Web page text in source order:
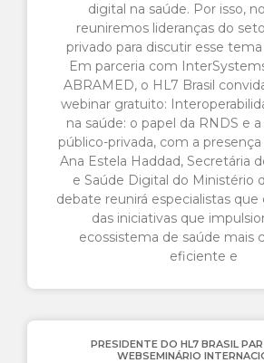
digital na saúde. Por isso,
reuniremos lideranças do
privado para discutir esse
Em parceria com
ABRAMED, o HL7 Brasil
webinar gratuito:
na saúde: o papel da RNDS e
público-privada, com a presença
Ana Estela Haddad, Secretária
e Saúde Digital do Ministério
debate reunirá especialistas
das iniciativas que
ecossistema de saúde mais
eficiente e
PRESIDENTE DO HL7 BRASIL
WEBSEMINÁRIO